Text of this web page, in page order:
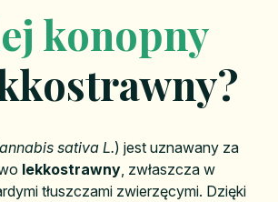
konopny
sativa L.) jest uznawany za
lekkostrawny , zwłaszcza w
tłuszczami zwierzęcymi. Dzięki